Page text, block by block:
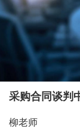
采购合同谈判
柳老师